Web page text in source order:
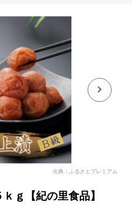
出典：ふるさとプレミアム
ｇ【紀の里食品】